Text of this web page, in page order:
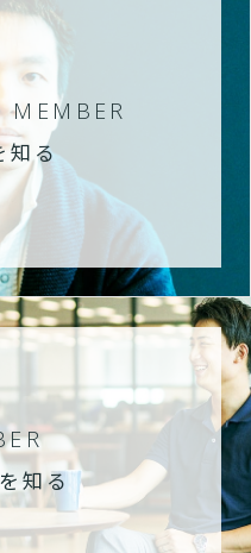
MEMBER
知る
知る